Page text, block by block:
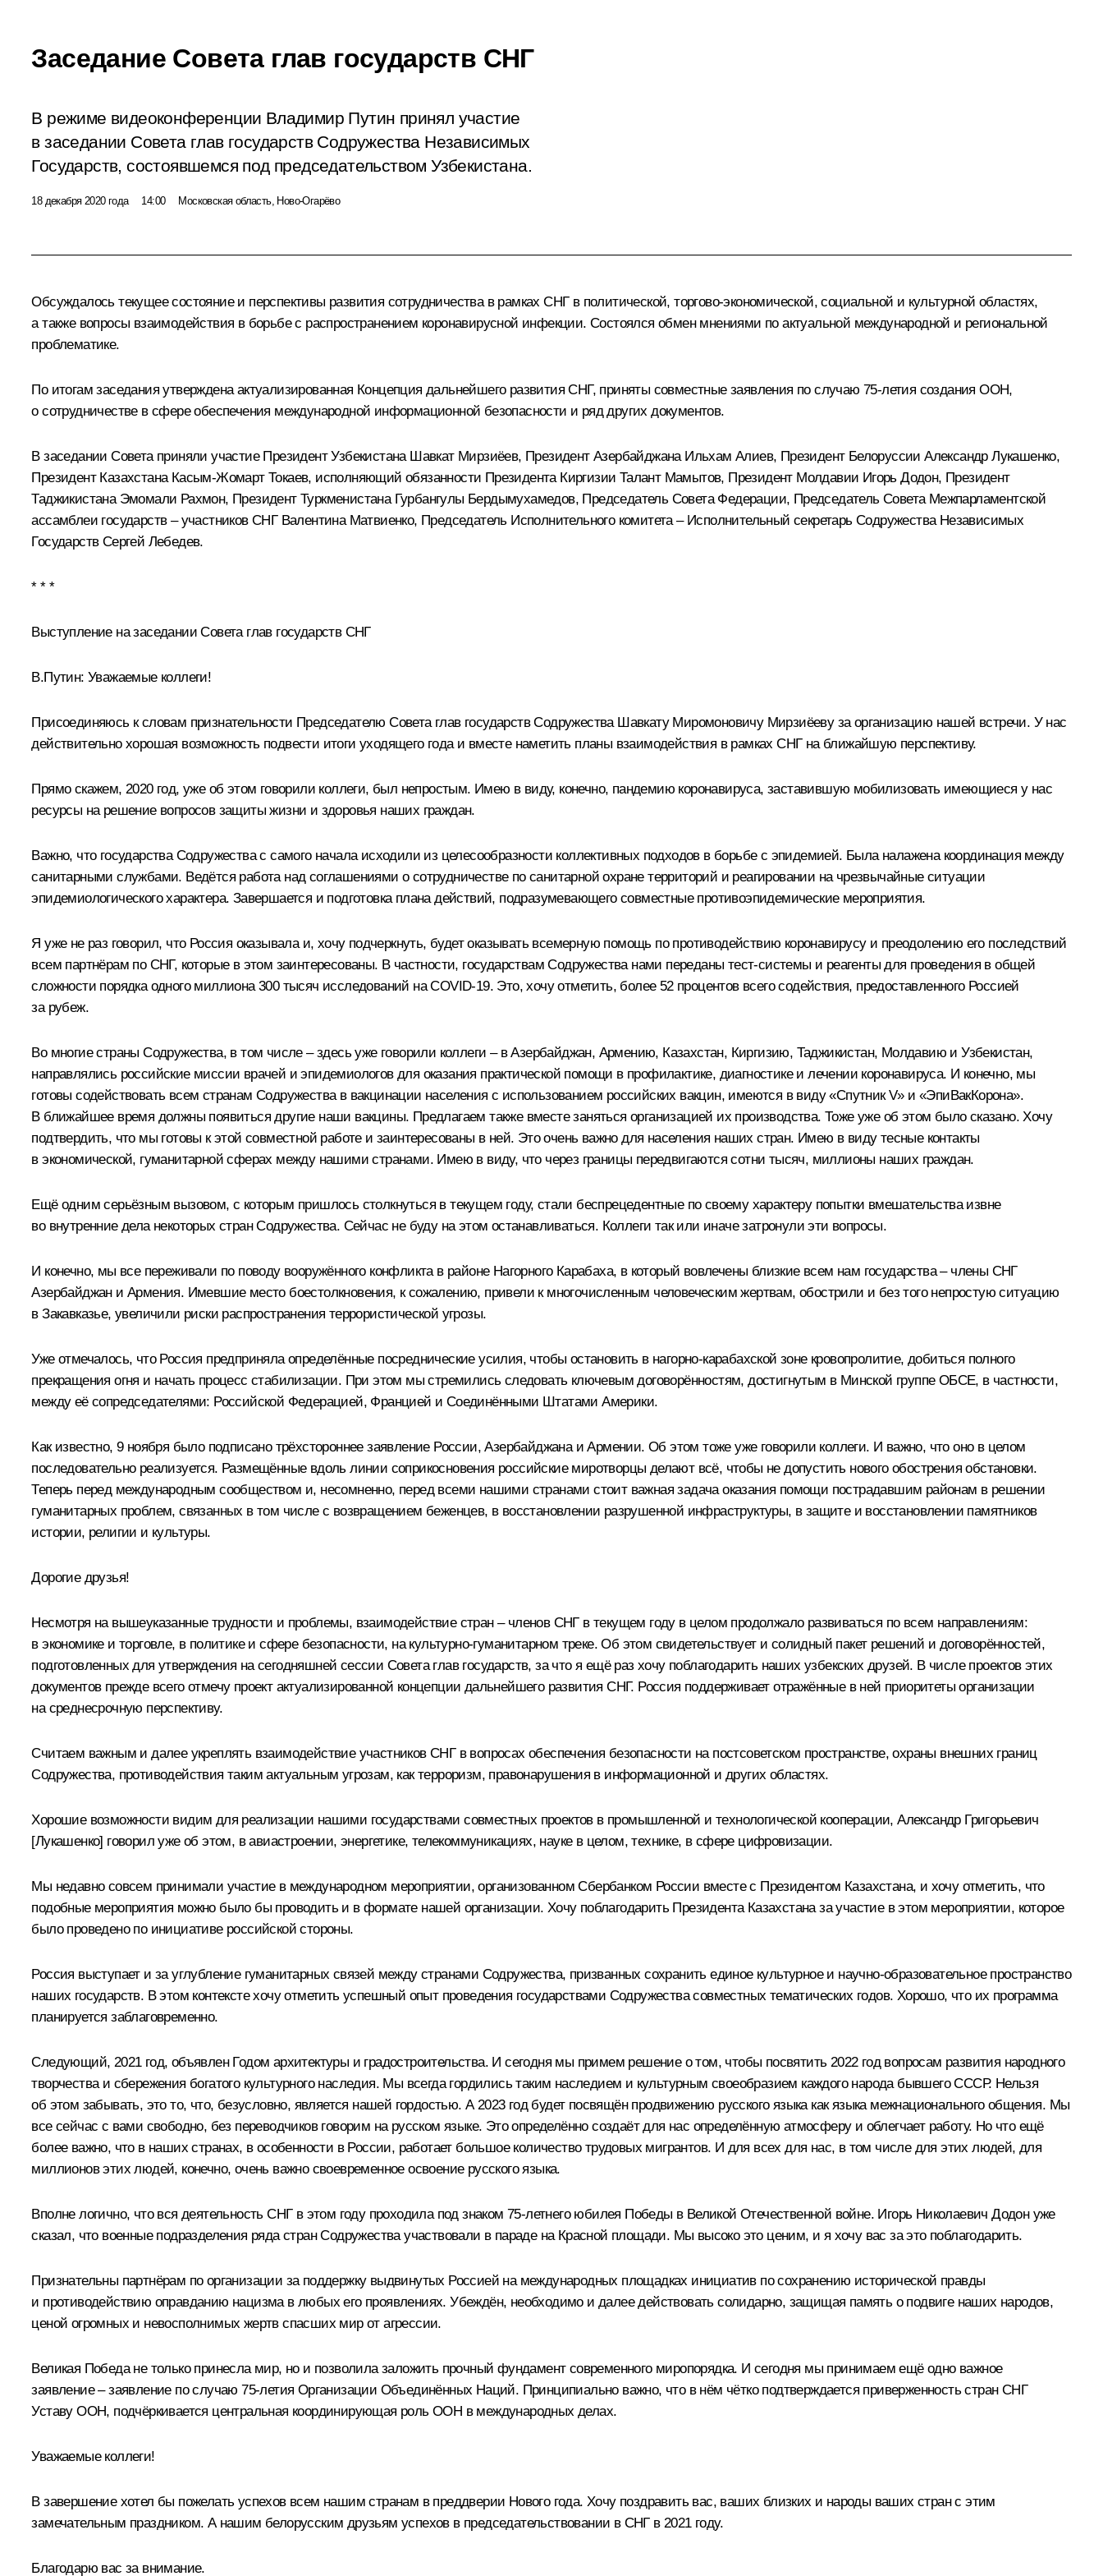
Заседание Совета глав государств СНГ
В режиме видеоконференции Владимир Путин принял участие
в заседании Совета глав государств Содружества Независимых
Государств, состоявшемся под председательством Узбекистана.
18 декабря 2020 года 14:00 Московская область, Ново-Огарёво
Обсуждалось текущее состояние и перспективы развития сотрудничества в рамкахСНГв политической, торгово-экономической, социальной и культурной областях,
а также вопросы взаимодействия в борьбе с распространением коронавирусной инфекции. Состоялся обмен мнениями по актуальной международной и региональной
проблематике.
По итогам заседания утверждена актуализированная Концепция дальнейшего развития СНГ, приняты совместные заявления по случаю 75-летия создания ООН,
о сотрудничестве в сфереобеспечения международной информационной безопасности и ряд других документов.
В заседании Совета приняли участие Президент Узбекистана Шавкат Мирзиёев, Президент Азербайджана Ильхам Алиев, Президент БелоруссииАлександр Лукашенко,
Президент Казахстана Касым-Жомарт Токаев, исполняющий обязанности Президента Киргизии Талант Мамытов, Президент Молдавии Игорь Додон, Президент
Таджикистана Эмомали Рахмон, Президент Туркменистана Гурбангулы Бердымухамедов, Председатель Совета Федерации, Председатель Совета Межпарламентской
ассамблеи государств – участников СНГ Валентина Матвиенко, Председатель Исполнительного комитета – Исполнительный секретарь Содружества Независимых
Государств Сергей Лебедев.
* * *
Выступление на заседании Совета глав государств СНГ
В.Путин: Уважаемые коллеги!
Присоединяюсь к словам признательности Председателю Совета глав государств Содружества Шавкату Миромоновичу Мирзиёеву за организацию нашей встречи. У нас
действительно хорошая возможность подвести итоги уходящего года и вместе наметить планы взаимодействия в рамках СНГ на ближайшую перспективу.
Прямо скажем, 2020 год, уже об этом говорили коллеги, был непростым. Имею в виду, конечно, пандемию коронавируса, заставившую мобилизовать имеющиеся у нас
ресурсы на решение вопросов защиты жизни и здоровья наших граждан.
Важно, что государства Содружества с самого начала исходили из целесообразности коллективных подходов в борьбе с эпидемией. Была налажена координация между
санитарными службами. Ведётся работа над соглашениями о сотрудничестве по санитарной охране территорий и реагировании на чрезвычайные ситуации
эпидемиологического характера. Завершается и подготовка плана действий, подразумевающего совместные противоэпидемические мероприятия.
Я уже не раз говорил, что Россия оказывала и, хочу подчеркнуть, будет оказывать всемерную помощь по противодействию коронавирусу и преодолению его последствий
всем партнёрам по СНГ, которые в этом заинтересованы. В частности, государствам Содружества нами переданы тест-системы и реагенты для проведения в общей
сложности порядка одного миллиона 300 тысяч исследований на COVID-19. Это, хочу отметить, более 52 процентов всего содействия, предоставленного Россией
за рубеж.
Во многие страны Содружества, в том числе – здесь уже говорили коллеги – в Азербайджан, Армению, Казахстан, Киргизию, Таджикистан, Молдавию и Узбекистан,
направлялись российские миссии врачей и эпидемиологов для оказания практической помощи в профилактике, диагностике и лечении коронавируса. И конечно, мы
готовы содействовать всем странам Содружества в вакцинации населения с использованием российских вакцин, имеются в виду «Спутник V» и «ЭпиВакКорона».
В ближайшее время должны появиться другие наши вакцины. Предлагаем также вместе заняться организацией их производства. Тоже уже об этом было сказано. Хочу
подтвердить, что мы готовы к этой совместной работе и заинтересованы в ней. Это очень важно для населения наших стран. Имею в виду тесные контакты
в экономической, гуманитарной сферах между нашими странами. Имею в виду, что через границы передвигаются сотни тысяч, миллионы наших граждан.
Ещё одним серьёзным вызовом, с которым пришлось столкнуться в текущем году, стали беспрецедентные по своему характеру попытки вмешательства извне
во внутренние дела некоторых стран Содружества. Сейчас не буду на этом останавливаться. Коллеги так или иначе затронули эти вопросы.
И конечно, мы все переживали по поводу вооружённого конфликта в районе Нагорного Карабаха, в который вовлечены близкие всем нам государства – члены СНГ
Азербайджан и Армения. Имевшие место боестолкновения, к сожалению, привели к многочисленным человеческим жертвам, обострили и без того непростую ситуацию
в Закавказье, увеличили риски распространения террористической угрозы.
Уже отмечалось, что Россия предприняла определённые посреднические усилия, чтобы остановить в нагорно-карабахской зоне кровопролитие, добиться полного
прекращения огня и начать процесс стабилизации. При этом мы стремились следовать ключевым договорённостям, достигнутым в Минской группе ОБСЕ, в частности,
между её сопредседателями: Российской Федерацией, Францией и Соединёнными Штатами Америки.
Как известно, 9 ноября было подписано трёхстороннеезаявлениеРоссии, Азербайджана и Армении. Об этом тоже уже говорили коллеги. И важно, что оно в целом
последовательно реализуется. Размещённые вдоль линии соприкосновения российские миротворцы делают всё, чтобы не допустить нового обострения обстановки.
Теперь перед международным сообществом и, несомненно, перед всеми нашими странами стоит важная задача оказания помощи пострадавшим районам в решении
гуманитарных проблем, связанных в том числе с возвращением беженцев, в восстановлении разрушенной инфраструктуры, в защите и восстановлении памятников
истории, религии и культуры.
Дорогие друзья!
Несмотря на вышеуказанные трудности и проблемы, взаимодействие стран – членов СНГ в текущем году в целом продолжало развиваться по всем направлениям:
в экономике и торговле, в политике и сфере безопасности, на культурно-гуманитарном треке. Об этом свидетельствует и солидный пакет решений и договорённостей,
подготовленных для утверждения на сегодняшней сессии Совета глав государств, за что я ещё раз хочу поблагодарить наших узбекских друзей. В числе проектов этих
документов прежде всего отмечу проект актуализированной концепции дальнейшего развития СНГ. Россия поддерживает отражённые в ней приоритеты организации
на среднесрочную перспективу.
Считаем важным и далее укреплять взаимодействие участников СНГ в вопросах обеспечения безопасности на постсоветском пространстве, охраны внешних границ
Содружества, противодействия таким актуальным угрозам, как терроризм, правонарушения в информационной и других областях.
Хорошие возможности видим для реализации нашими государствами совместных проектов в промышленной и технологической кооперации, Александр Григорьевич
[Лукашенко] говорил уже об этом, в авиастроении, энергетике, телекоммуникациях, науке в целом, технике, в сфере цифровизации.
Мы недавно совсем принимали участие в международном мероприятии, организованном Сбербанком России вместе с Президентом Казахстана, и хочу отметить, что
подобные мероприятия можно было бы проводить и в формате нашей организации. Хочу поблагодарить Президента Казахстана за участие в этом мероприятии, которое
было проведено по инициативе российской стороны.
Россия выступает и за углубление гуманитарных связей между странами Содружества, призванных сохранить единое культурное и научно-образовательное пространство
наших государств. В этом контексте хочу отметить успешный опыт проведения государствами Содружества совместных тематических годов. Хорошо, что их программа
планируется заблаговременно.
Следующий, 2021 год, объявлен Годом архитектуры и градостроительства. И сегодня мы примем решение о том, чтобы посвятить 2022 год вопросам развития народного
творчества и сбережения богатого культурного наследия. Мы всегда гордились таким наследием и культурным своеобразием каждого народа бывшего СССР. Нельзя
об этом забывать, это то, что, безусловно, является нашей гордостью. А 2023 год будет посвящён продвижению русского языка как языка межнационального общения. Мы
все сейчас с вами свободно, без переводчиков говорим на русском языке. Это определённо создаёт для нас определённую атмосферу и облегчает работу. Но что ещё
более важно, что в наших странах, в особенности в России, работает большое количество трудовых мигрантов. И для всех для нас, в том числе для этих людей, для
миллионов этих людей, конечно, очень важно своевременное освоение русского языка.
Вполне логично, что вся деятельность СНГ в этом году проходила под знаком 75-летнего юбилея Победы в Великой Отечественной войне. Игорь Николаевич Додон уже
сказал, что военные подразделения ряда стран Содружества участвовали в параде на Красной площади. Мы высоко это ценим, и я хочу вас за это поблагодарить.
Признательны партнёрам по организации за поддержку выдвинутых Россией на международных площадках инициатив по сохранению исторической правды
и противодействию оправданию нацизма в любых его проявлениях. Убеждён, необходимо и далее действовать солидарно, защищая память о подвиге наших народов,
ценой огромных и невосполнимых жертв спасших мир от агрессии.
Великая Победа не только принесла мир, но и позволила заложить прочный фундамент современного миропорядка. И сегодня мы принимаем ещё одно важное
заявление – заявление по случаю 75-летия Организации Объединённых Наций. Принципиально важно, что в нём чётко подтверждается приверженность стран СНГ
Уставу ООН, подчёркивается центральная координирующая роль ООН в международных делах.
Уважаемые коллеги!
В завершение хотел бы пожелать успехов всем нашим странам в преддверии Нового года. Хочу поздравить вас, ваших близких и народы ваших стран с этим
замечательным праздником. А нашим белорусским друзьям успехов в председательствовании в СНГ в 2021 году.
Благодарю вас за внимание.